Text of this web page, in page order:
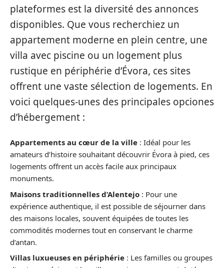
plateformes est la diversité des annonces
disponibles. Que vous recherchiez un
appartement moderne en plein centre, une
villa avec piscine ou un logement plus
rustique en périphérie d’Évora, ces sites
offrent une vaste sélection de logements. En
voici quelques-unes des principales opciones
d’hébergement :
Appartements au cœur de la ville : Idéal pour les
amateurs d’histoire souhaitant découvrir Évora à pied, ces
logements offrent un accès facile aux principaux
monuments.
Maisons traditionnelles d’Alentejo : Pour une
expérience authentique, il est possible de séjourner dans
des maisons locales, souvent équipées de toutes les
commodités modernes tout en conservant le charme
d’antan.
Villas luxueuses en périphérie : Les familles ou groupes